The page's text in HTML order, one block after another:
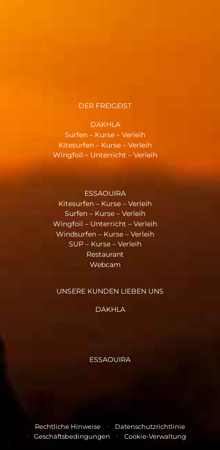
DER FREIGEIST
DAKHLA
Surfen – Kurse – Verleih
Kitesurfen – Kurse – Verleih
Wingfoil – Unterricht – Verleih
ESSAOUIRA
Kitesurfen – Kurse – Verleih
Surfen – Kurse – Verleih
Wingfoil – Unterricht – Verleih
Windsurfen – Kurse – Verleih
SUP – Kurse – Verleih
Restaurant
Webcam
UNSERE KUNDEN LIEBEN UNS
DAKHLA
ESSAOUIRA
Rechtliche Hinweise
Datenschutzrichtlinie
Geschäftsbedingungen
Cookie-Verwaltung